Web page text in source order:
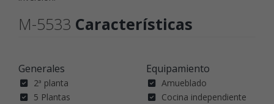
M-5533 Características
Generales
2ª planta
5 Plantas
Equipamiento
Amueblado
Cocina independiente